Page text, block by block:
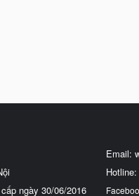
ngày 30/06/2016
Email: